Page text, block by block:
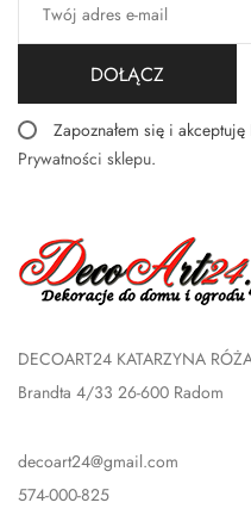
DOŁĄCZ
Zapoznałem się i akceptuję
Prywatności sklepu.
DECOART24 KATARZYNA
Brandta 4/33 26-600 Radom
decoart24@gmail.com
574-000-825